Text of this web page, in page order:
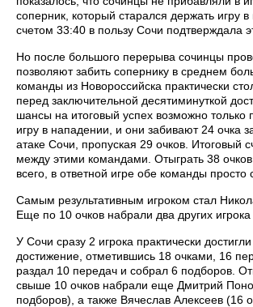
соперник, который старался держать
счетом 33:40 в пользу Сочи подтверждала
Но после большого перерыва сочинцы
позволяют забить сопернику в среднем
команды из Новороссийска практически
перед заключительной десятиминуткой
шансы на итоговый успех возможно
игру в нападении, и они забивают 24 очка
атаке Сочи, пропуская 29 очков. Итоговый
между этими командами. Отыграть 38
всего, в ответной игре обе команды просто
Самым результативным игроком стал
Еще по 10 очков набрали два других
У Сочи сразу 2 игрока практически
достижение, отметившись 18 очками, 16
раздал 10 передач и собрал 6 подборов.
свыше 10 очков набрали еще Дмитрий
подборов), а также Вячеслав Алексеев (16